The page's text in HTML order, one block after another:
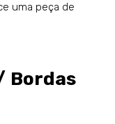
uma peça de
Bordas